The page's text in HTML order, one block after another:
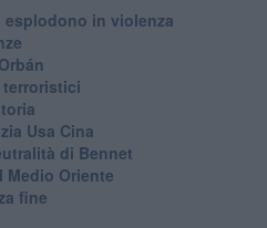
in violenza
Usa Cina
di Bennet
Medio Oriente
fine